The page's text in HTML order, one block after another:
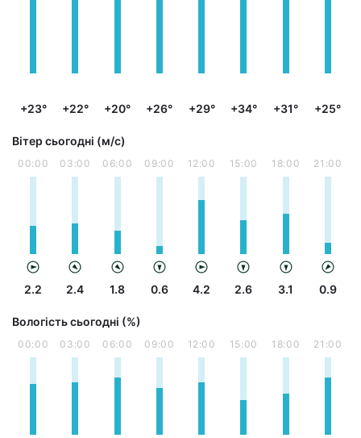
+23° +22° +20° +26° +29° +34° +31° +25°
Вітер сьогодні (м/с)
00:00
2.2
03:00
2.4
06:00
1.8
09:00
0.6
12:00
4.2
15:00
2.6
18:00
3.1
21:00
0.9
Вологість сьогодні (%)
00:00 03:00 06:00 09:00 12:00 15:00 18:00 21:00